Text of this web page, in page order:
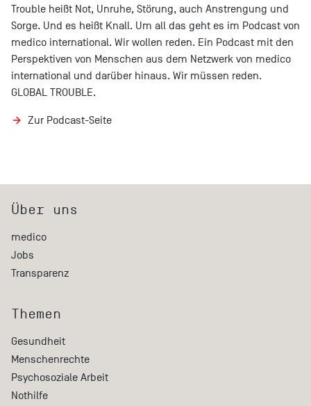
Trouble heißt Not, Unruhe, Störung, auch Anstrengung und
Sorge. Und es heißt Knall. Um all das geht es im Podcast von
medico international. Wir wollen reden. Ein Podcast mit den
Perspektiven von Menschen aus dem Netzwerk von medico
international und darüber hinaus. Wir müssen reden.
GLOBAL TROUBLE.
Zur Podcast-Seite
Über uns
medico
Jobs
Transparenz
Themen
Gesundheit
Menschenrechte
Psychosoziale Arbeit
Nothilfe